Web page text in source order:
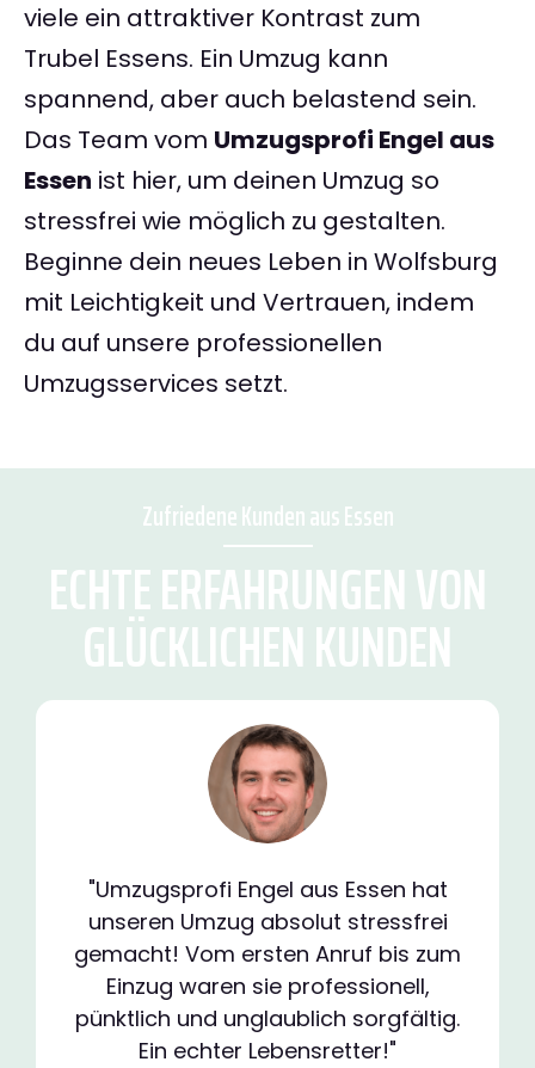
viele ein attraktiver Kontrast zum
Trubel Essens. Ein Umzug kann
spannend, aber auch belastend sein.
Das Team vom Umzugsprofi Engel aus
Essen ist hier, um deinen Umzug so
stressfrei wie möglich zu gestalten.
Beginne dein neues Leben in Wolfsburg
mit Leichtigkeit und Vertrauen, indem
du auf unsere professionellen
Umzugsservices setzt.
Zufriedene Kunden aus Essen
ECHTE ERFAHRUNGEN VON
GLÜCKLICHEN KUNDEN
"Umzugsprofi Engel aus Essen hat
unseren Umzug absolut stressfrei
gemacht! Vom ersten Anruf bis zum
Einzug waren sie professionell,
pünktlich und unglaublich sorgfältig.
Ein echter Lebensretter!"